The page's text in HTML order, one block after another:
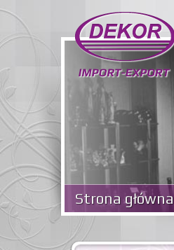
Strona główna